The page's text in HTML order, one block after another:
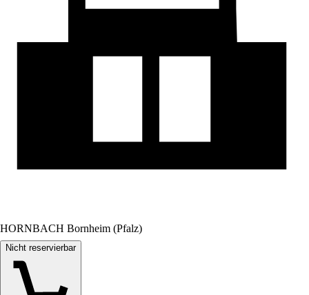
HORNBACH Bornheim (Pfalz)
Nicht reservierbar